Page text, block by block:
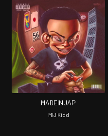
MADEINJAP
MIJ Kidd